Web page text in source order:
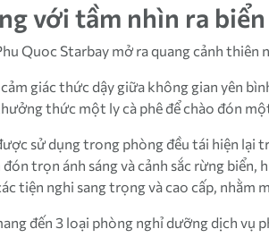
với tầm nhìn ra
Quoc Starbay mở ra quang cảnh
giác thức dậy giữa không gian yên
thức một ly cà phê để chào đón
sử dụng trong phòng đều tái hiện lại
trọn ánh sáng và cảnh sắc rừng
tiện nghi sang trọng và cao cấp,
đến 3 loại phòng nghỉ dưỡng dịch vụ